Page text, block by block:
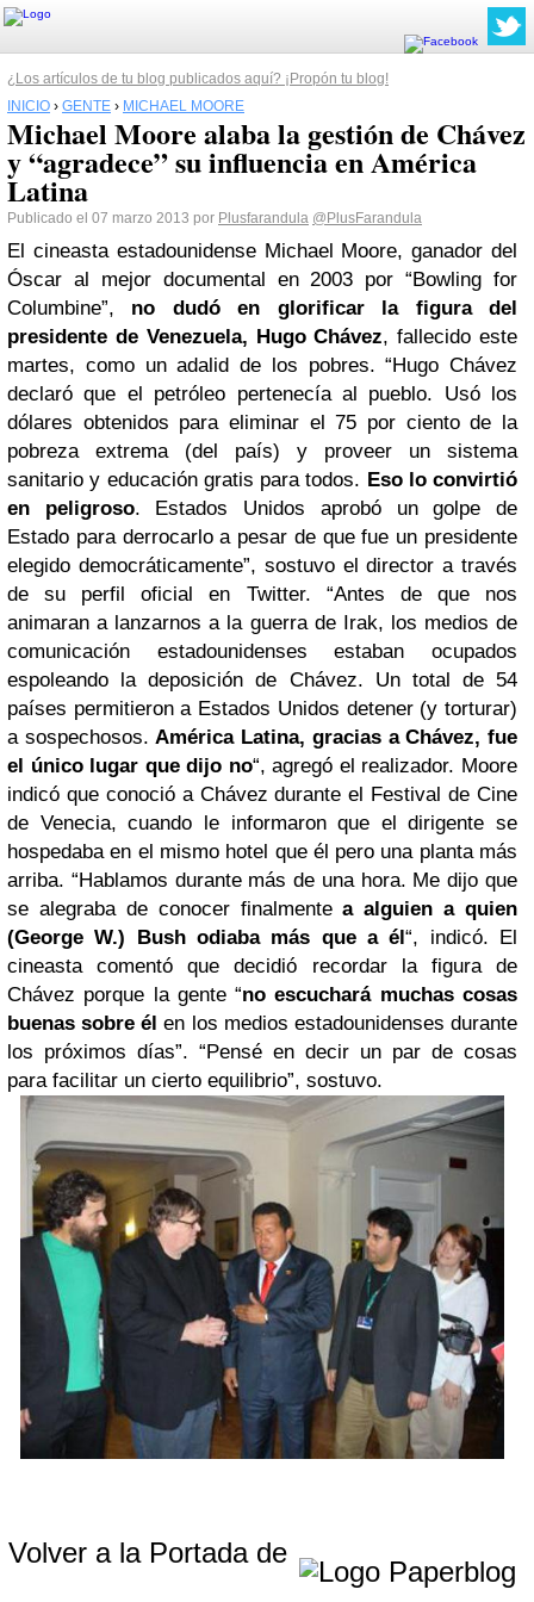
¿Los artículos de tu blog publicados aquí? ¡Propón tu blog!
INICIO › GENTE › MICHAEL MOORE
Michael Moore alaba la gestión de Chávez
y “agradece” su influencia en América
Latina
Publicado el 07 marzo 2013 por Plusfarandula @PlusFarandula
El cineasta estadounidense Michael Moore, ganador del
Óscar al mejor documental en 2003 por “Bowling for
Columbine”, no dudó en glorificar la figura del
presidente de Venezuela, Hugo Chávez, fallecido este
martes, como un adalid de los pobres. “Hugo Chávez
declaró que el petróleo pertenecía al pueblo. Usó los
dólares obtenidos para eliminar el 75 por ciento de la
pobreza extrema (del país) y proveer un sistema
sanitario y educación gratis para todos. Eso lo convirtió
en peligroso. Estados Unidos aprobó un golpe de
Estado para derrocarlo a pesar de que fue un presidente
elegido democráticamente”, sostuvo el director a través
de su perfil oficial en Twitter.
“Antes de que nos
animaran a lanzarnos a la guerra de Irak, los medios de
comunicación estadounidenses estaban ocupados
espoleando la deposición de Chávez. Un total de 54
países permitieron a Estados Unidos detener (y torturar)
a sospechosos.América Latina, gracias a Chávez, fue
el único lugar que dijo no“, agregó el realizador. Moore
indicó que conoció a Chávez durante el Festival de Cine
de Venecia, cuando le informaron que el dirigente se
hospedaba en el mismo hotel que él pero una planta más
arriba. “Hablamos durante más de una hora. Me dijo que
se alegraba de conocer finalmentea alguien a quien
(George W.) Bushodiaba más que a él“, indicó. El
cineasta comentó que decidió recordar la figura de
Chávez porque la gente “no escuchará muchas cosas
buenas sobre él en los medios estadounidenses durante
los próximos días”. “Pensé en decir un par de cosas
para facilitar un cierto equilibrio”, sostuvo.
Volver a la Portada de